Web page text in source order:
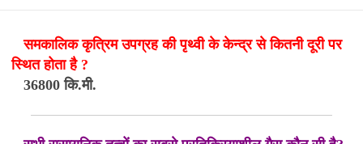
समकालिक कृत्रिम उपग्रह की पृथ्वी के केन्द्र से कितनी दूरी पर
स्थित होता है ?
36800 कि.मी.